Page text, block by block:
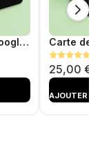
Plaque NFC Avis Google - Noir
25,00 €
AJOUTER